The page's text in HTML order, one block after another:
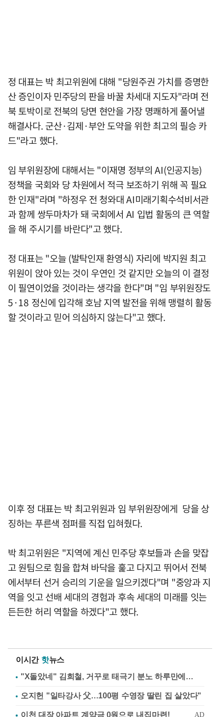
정 대표는 박 최고위원에 대해 "당원주권 가치를 증명한
산 증인이자 민주당의 판을 바꿀 차세대 지도자"라며 전
북 토박이로 전북의 당면 현안을 가장 명쾌하게 풀어낼
해결사다. 군산·김제·부안 도약을 위한 최고의 필승 카
드"라고 했다.
임 부위원장에 대해서는 "이재명 정부의 AI(인공지능)
정책을 국회와 당 차원에서 적극 보조하기 위해 꼭 필요
한 인재"라며 "하정우 전 청와대 AI미래기획수석비서관
과 함께 쌍두마차가 돼 국회에서 AI 입법 활동의 큰 역할
을 해 주시기를 바란다"고 했다.
정 대표는 "오늘 (발탁인재 환영식) 자리에 박지원 최고
위원이 앉아 있는 것이 우연인 것 같지만 오늘의 이 결정
이 필연이었을 것이라는 생각을 한다"며 "임 부위원장도
5·18 정신에 입각해 호남 지역 발전을 위해 맹렬히 활동
할 것이라고 믿어 의심하지 않는다"고 했다.
이후 정 대표는 박 최고위원과 임 부위원장에게 당을 상
징하는 푸른색 점퍼를 직접 입혀줬다.
박 최고위원은 "지역에 계신 민주당 후보들과 손을 맞잡
고 원팀으로 힘을 합쳐 바닥을 훑고 다지고 뛰어서 전북
에서부터 선거 승리의 기운을 일으키겠다"며 "중앙과 지
역을 잇고 선배 세대의 경험과 후속 세대의 미래를 잇는
든든한 허리 역할을 하겠다"고 했다.
이시간 핫뉴스
"X돌았네" 김희철, 거꾸로 태극기 분노 하루만에…
오지헌 "일타강사 父…100평 수영장 딸린 집 살았다"